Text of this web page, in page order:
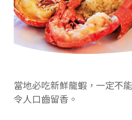
當地必吃新鮮龍蝦，一定不
令人口齒留香。